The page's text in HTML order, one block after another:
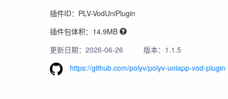
插件ID：PLV-VodUniPlugin
插件包体积：14.9MB
更新日期：2026-06-26
版本：1.1.5
https://github.com/polyv/polyv-uniapp-vod-plugin